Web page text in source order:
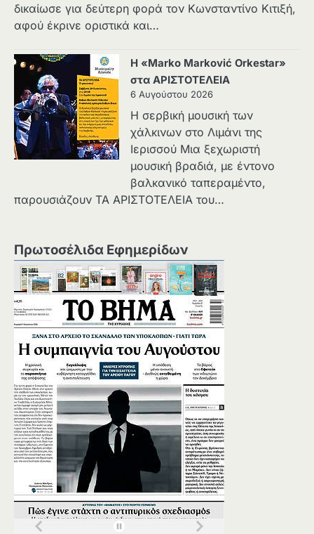
δικαίωσε για δεύτερη φορά τον Κωνσταντίνο Κιτιξή,
αφού έκρινε οριστικά και…
Η «Marko Marković Orkestar»
στα ΑΡΙΣΤΟΤΕΛΕΙΑ
6 Αυγούστου 2026
Η σερβική μουσική των
χάλκινων στο Λιμάνι της
Ιερισσού Μια ξεχωριστή
μουσική βραδιά, με έντονο
βαλκανικό ταπεραμέντο,
παρουσιάζουν ΤΑ ΑΡΙΣΤΟΤΕΛΕΙΑ του…
Πρωτοσέλιδα Εφημερίδων